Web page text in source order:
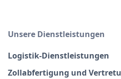
Unsere Dienstleistungen
Logistik-Dienstleistungen
Zollabfertigung und